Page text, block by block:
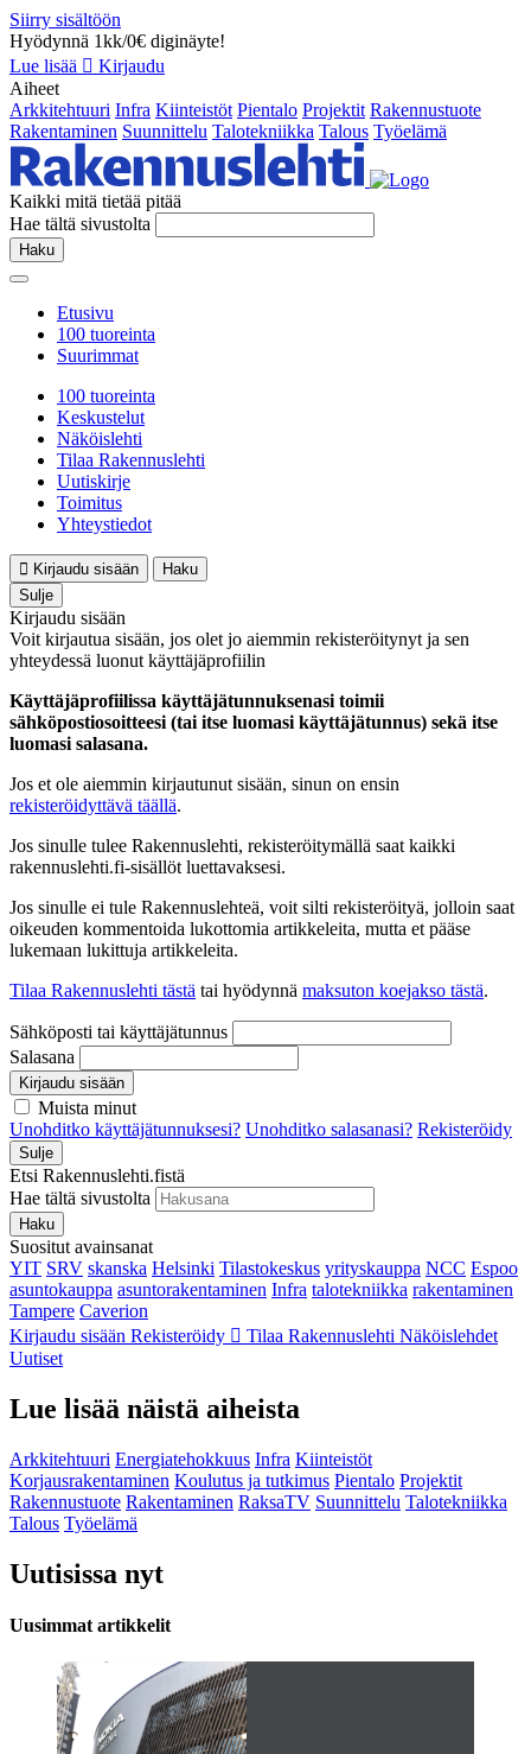
Siirry sisältöön
Hyödynnä 1kk/0€ diginäyte!
Lue lisää
Kirjaudu
Aiheet
Arkkitehtuuri Infra Kiinteistöt Pientalo Projektit Rakennustuote
Rakentaminen Suunnittelu Talotekniikka Talous Työelämä
Kaikki mitä tietää pitää
Hae tältä sivustolta
Haku
Etusivu
100 tuoreinta
Suurimmat
100 tuoreinta
Keskustelut
Näköislehti
Tilaa Rakennuslehti
Uutiskirje
Toimitus
Yhteystiedot
Kirjaudu sisään
Haku
Sulje
Kirjaudu sisään
Voit kirjautua sisään, jos olet jo aiemmin rekisteröitynyt ja sen
yhteydessä luonut käyttäjäprofiilin
Käyttäjäprofiilissa käyttäjätunnuksenasi toimii
sähköpostiosoitteesi (tai itse luomasi käyttäjätunnus) sekä itse
luomasi salasana.
Jos et ole aiemmin kirjautunut sisään, sinun on ensin
rekisteröidyttävä täällä.
Jos sinulle tulee Rakennuslehti, rekisteröitymällä saat kaikki
rakennuslehti.fi-sisällöt luettavaksesi.
Jos sinulle ei tule Rakennuslehteä, voit silti rekisteröityä, jolloin saat
oikeuden kommentoida lukottomia artikkeleita, mutta et pääse
lukemaan lukittuja artikkeleita.
Tilaa Rakennuslehti tästä tai hyödynnä maksuton koejakso tästä.
Sähköposti tai käyttäjätunnus
Salasana
Kirjaudu sisään
Muista minut
Unohditko käyttäjätunnuksesi? Unohditko salasanasi? Rekisteröidy
Sulje
Etsi Rakennuslehti.fistä
Hae tältä sivustolta
Haku
Suositut avainsanat
YIT SRV skanska Helsinki Tilastokeskus yrityskauppa NCC Espoo
asuntokauppa asuntorakentaminen Infra talotekniikka rakentaminen
Tampere Caverion
Kirjaudu sisään Rekisteröidy Tilaa Rakennuslehti Näköislehdet
Uutiset
Lue lisää näistä aiheista
Arkkitehtuuri Energiatehokkuus Infra Kiinteistöt
Korjausrakentaminen Koulutus ja tutkimus Pientalo Projektit
Rakennustuote Rakentaminen RaksaTV Suunnittelu Talotekniikka
Talous Työelämä
Uutisissa nyt
Uusimmat artikkelit